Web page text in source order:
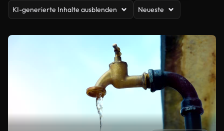
KI-generierte Inhalte ausblenden Neueste